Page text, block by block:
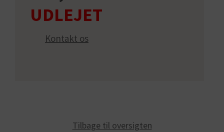
Kontakt os
Tilbage til oversigten